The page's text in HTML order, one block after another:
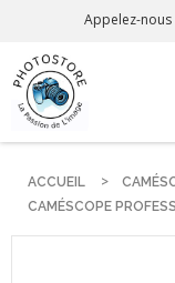
Appelez-nous
ACCUEIL
CAMÉSCOPE